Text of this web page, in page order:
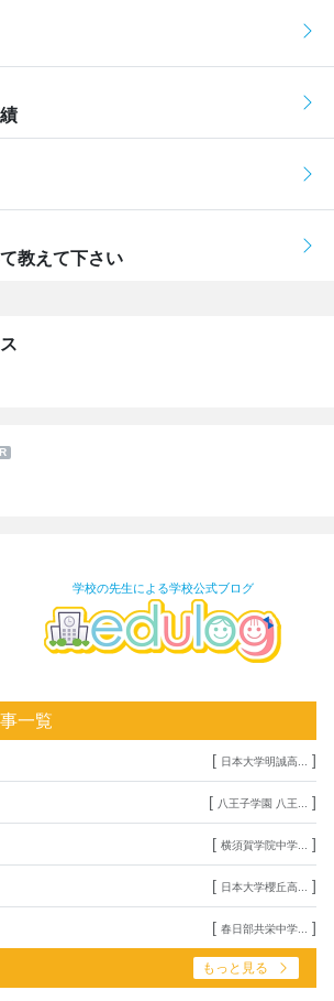
教えて下さい
学校の先生による学校公式ブログ
一覧
[ 日本大学明誠高... ]
[ 八王子学園 八王... ]
[ 横須賀学院中学... ]
[ 日本大学櫻丘高... ]
[ 春日部共栄中学... ]
もっと見る